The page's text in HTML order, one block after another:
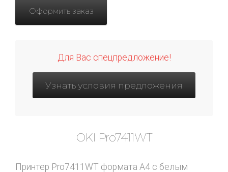
Оформить заказ
Для Вас спецпредложение!
Узнать условия предложения
OKI Pro7411WT
Принтер Pro7411WT формата A4 с белым